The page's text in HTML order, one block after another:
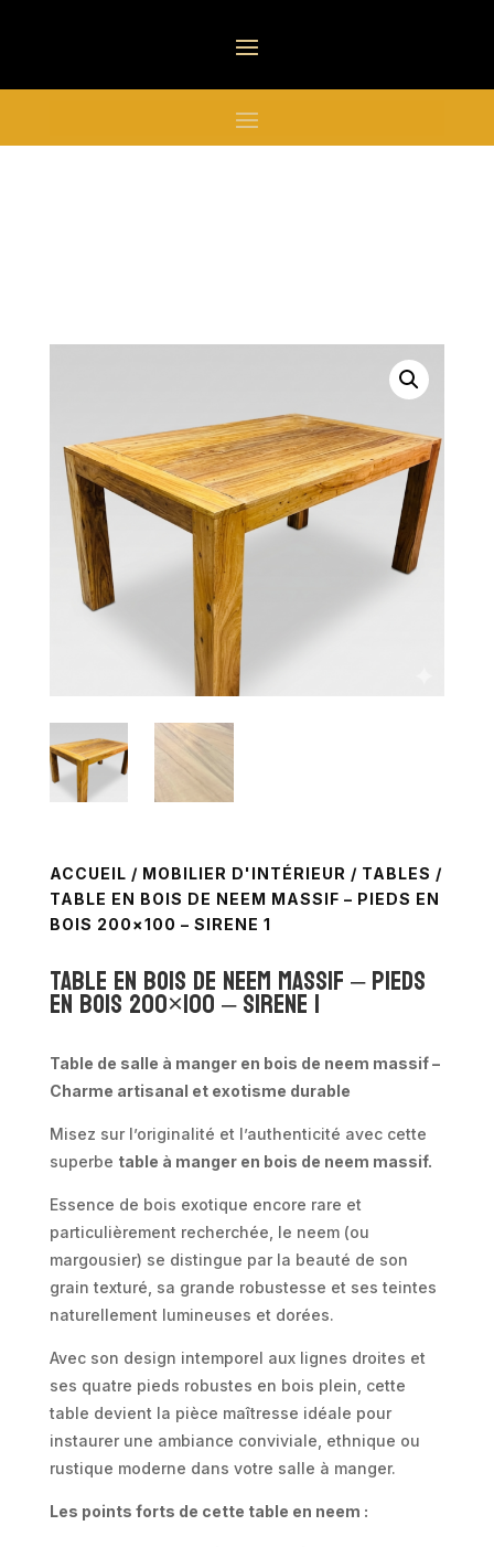
ACCUEIL / MOBILIER D'INTÉRIEUR / TABLES /
TABLE EN BOIS DE NEEM MASSIF – PIEDS EN
BOIS 200×100 – SIRENE 1
Table en bois de neem massif – pieds
en bois 200×100 – SIRENE 1
Table de salle à manger en bois de neem massif –
Charme artisanal et exotisme durable
Misez sur l’originalité et l’authenticité avec cette
superbe table à manger en bois de neem massif.
Essence de bois exotique encore rare et
particulièrement recherchée, le neem (ou
margousier) se distingue par la beauté de son
grain texturé, sa grande robustesse et ses teintes
naturellement lumineuses et dorées.
Avec son design intemporel aux lignes droites et
ses quatre pieds robustes en bois plein, cette
table devient la pièce maîtresse idéale pour
instaurer une ambiance conviviale, ethnique ou
rustique moderne dans votre salle à manger.
Les points forts de cette table en neem :